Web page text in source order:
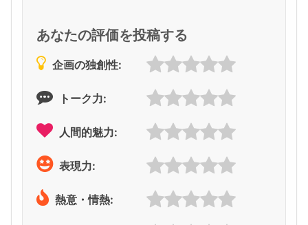
あなたの評価を投稿する
企画の独創性:
トーク力:
人間的魅力:
表現力:
熱意・情熱: